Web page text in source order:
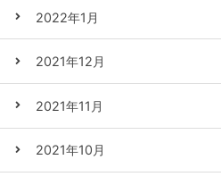
2022年1月
2021年12月
2021年11月
2021年10月